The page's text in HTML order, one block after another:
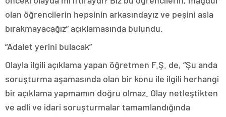
olan öğrencilerin hepsinin arkasındayız ve peşini asla
bırakmayacağız” açıklamasında bulundu.
“Adalet yerini bulacak”
Olayla ilgili açıklama yapan öğretmen F.Ş. de, “Şu anda
soruşturma aşamasında olan bir konu ile ilgili herhangi
bir açıklama yapmamın doğru olmaz. Olay netleştikten
ve adli ve idari soruşturmalar tamamlandığında